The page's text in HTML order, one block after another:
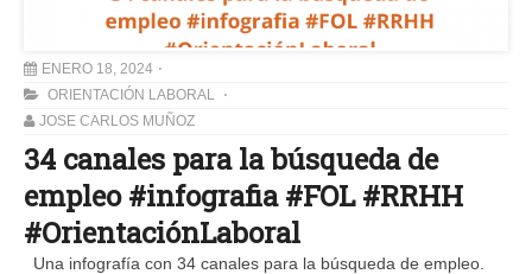
ENERO 18, 2024
ORIENTACIÓN LABORAL
JOSE CARLOS MUÑOZ
34 canales para la búsqueda de
empleo #infografia #FOL #RRHH
#OrientaciónLaboral
Una infografía con 34 canales para la búsqueda de empleo.